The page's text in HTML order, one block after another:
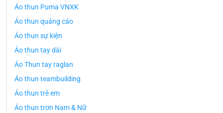
Áo thun Puma VNXK
Áo thun quảng cáo
Áo thun sự kiện
Áo thun tay dài
Áo Thun tay raglan
Áo thun teambuilding
Áo thun trẻ em
Áo thun trơn Nam & Nữ